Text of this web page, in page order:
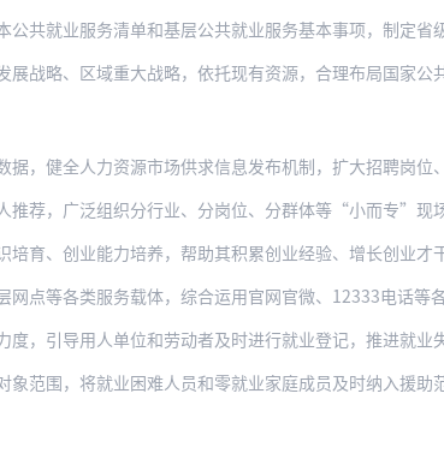
务清单和基层公共就业服务基本事项，制定省级统一的服务清单，鼓励
域重大战略，依托现有资源，合理布局国家公共就业服务区域中心，推
力资源市场供求信息发布机制，扩大招聘岗位、见习岗位市场覆盖率，
组织分行业、分岗位、分群体等“小而专”现场招聘会，开展直播带岗
能力培养，帮助其积累创业经验、增长创业才干。加强专业化创业服务
类服务载体，综合运用官网官微、12333电话等各类媒体平台，运
人单位和劳动者及时进行就业登记，推进就业失业登记与社会保险登
就业困难人员和零就业家庭成员及时纳入援助范围，实施精准帮扶。